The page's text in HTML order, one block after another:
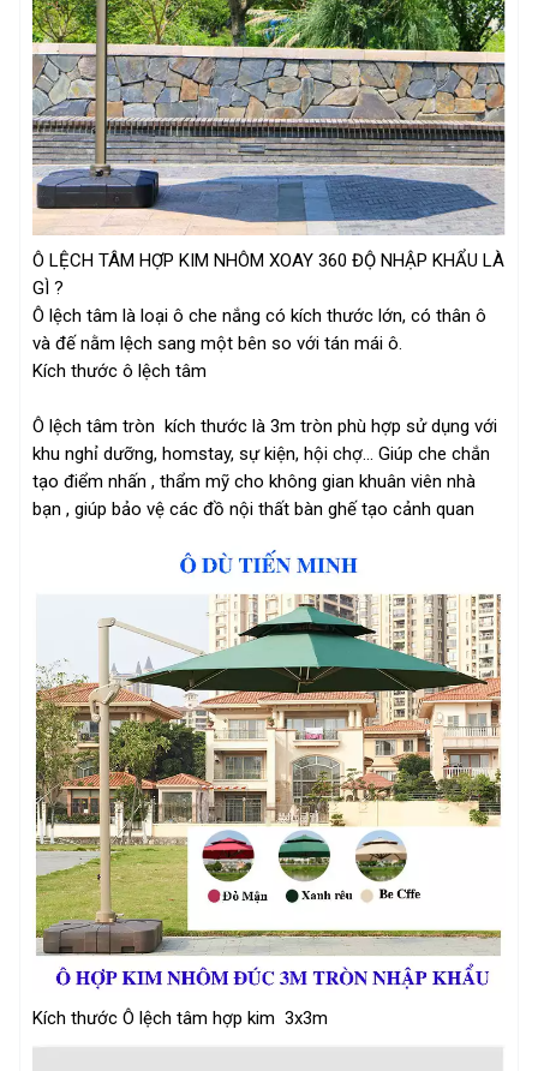
Ô LỆCH TÂM HỢP KIM NHÔM XOAY 360 ĐỘ NHẬP KHẨU LÀ
GÌ ?
Ô lệch tâm là loại ô che nắng có kích thước lớn, có thân ô
và đế nằm lệch sang một bên so với tán mái ô.
Kích thước ô lệch tâm
Ô lệch tâm tròn kích thước là 3m tròn phù hợp sử dụng với
khu nghỉ dưỡng, homstay, sự kiện, hội chợ... Giúp che chắn
tạo điểm nhấn , thẩm mỹ cho không gian khuân viên nhà
bạn , giúp bảo vệ các đồ nội thất bàn ghế tạo cảnh quan
Kích thước Ô lệch tâm hợp kim 3x3m